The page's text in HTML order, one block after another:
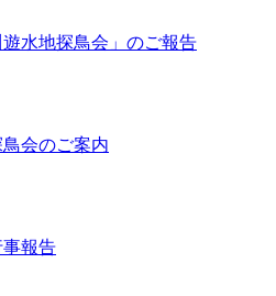
水地探鳥会」のご報告
鳥会のご案内
事報告